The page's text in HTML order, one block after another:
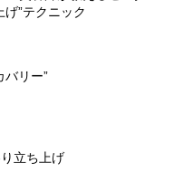
”テクニック
バリー”
立ち上げ